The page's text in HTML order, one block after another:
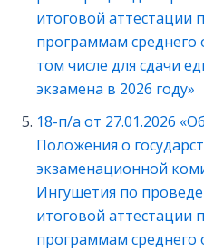
итоговой аттестации
программам среднего
том числе для сдачи
экзамена в 2026 году»
18-п/а от 27.01.2026
Положения о
экзаменационной
Ингушетия по
итоговой аттестации
программам среднего